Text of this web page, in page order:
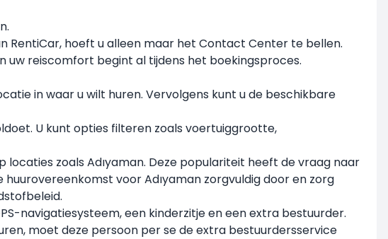
RentiCar, hoeft u alleen maar het Contact Center te bellen.
uw reiscomfort begint al tijdens het boekingsproces.
in waar u wilt huren. Vervolgens kunt u de beschikbare
U kunt opties filteren zoals voertuiggrootte,
zoals Adıyaman. Deze populariteit heeft de vraag naar
voor Adıyaman zorgvuldig door en zorg
navigatiesysteem, een kinderzitje en een extra bestuurder.
moet deze persoon per se de extra bestuurdersservice